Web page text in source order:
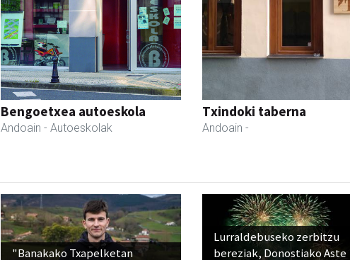
Bengoetxea autoeskola
Andoain - Autoeskolak
Txindoki taberna
Andoain -
"Banakako Txapelketan
Lurraldebuseko zerbitzu
bereziak, Donostiako Aste